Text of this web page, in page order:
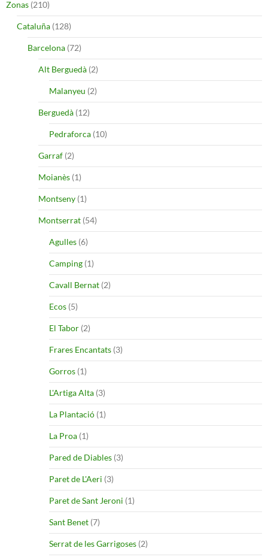
Zonas (210)
Cataluña (128)
Barcelona (72)
Alt Berguedà (2)
Malanyeu (2)
Berguedà (12)
Pedraforca (10)
Garraf (2)
Moianès (1)
Montseny (1)
Montserrat (54)
Agulles (6)
Camping (1)
Cavall Bernat (2)
Ecos (5)
El Tabor (2)
Frares Encantats (3)
Gorros (1)
L'Artiga Alta (3)
La Plantació (1)
La Proa (1)
Pared de Diables (3)
Paret de L'Aeri (3)
Paret de Sant Jeroni (1)
Sant Benet (7)
Serrat de les Garrigoses (2)